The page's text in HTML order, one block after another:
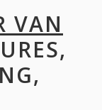
VAN